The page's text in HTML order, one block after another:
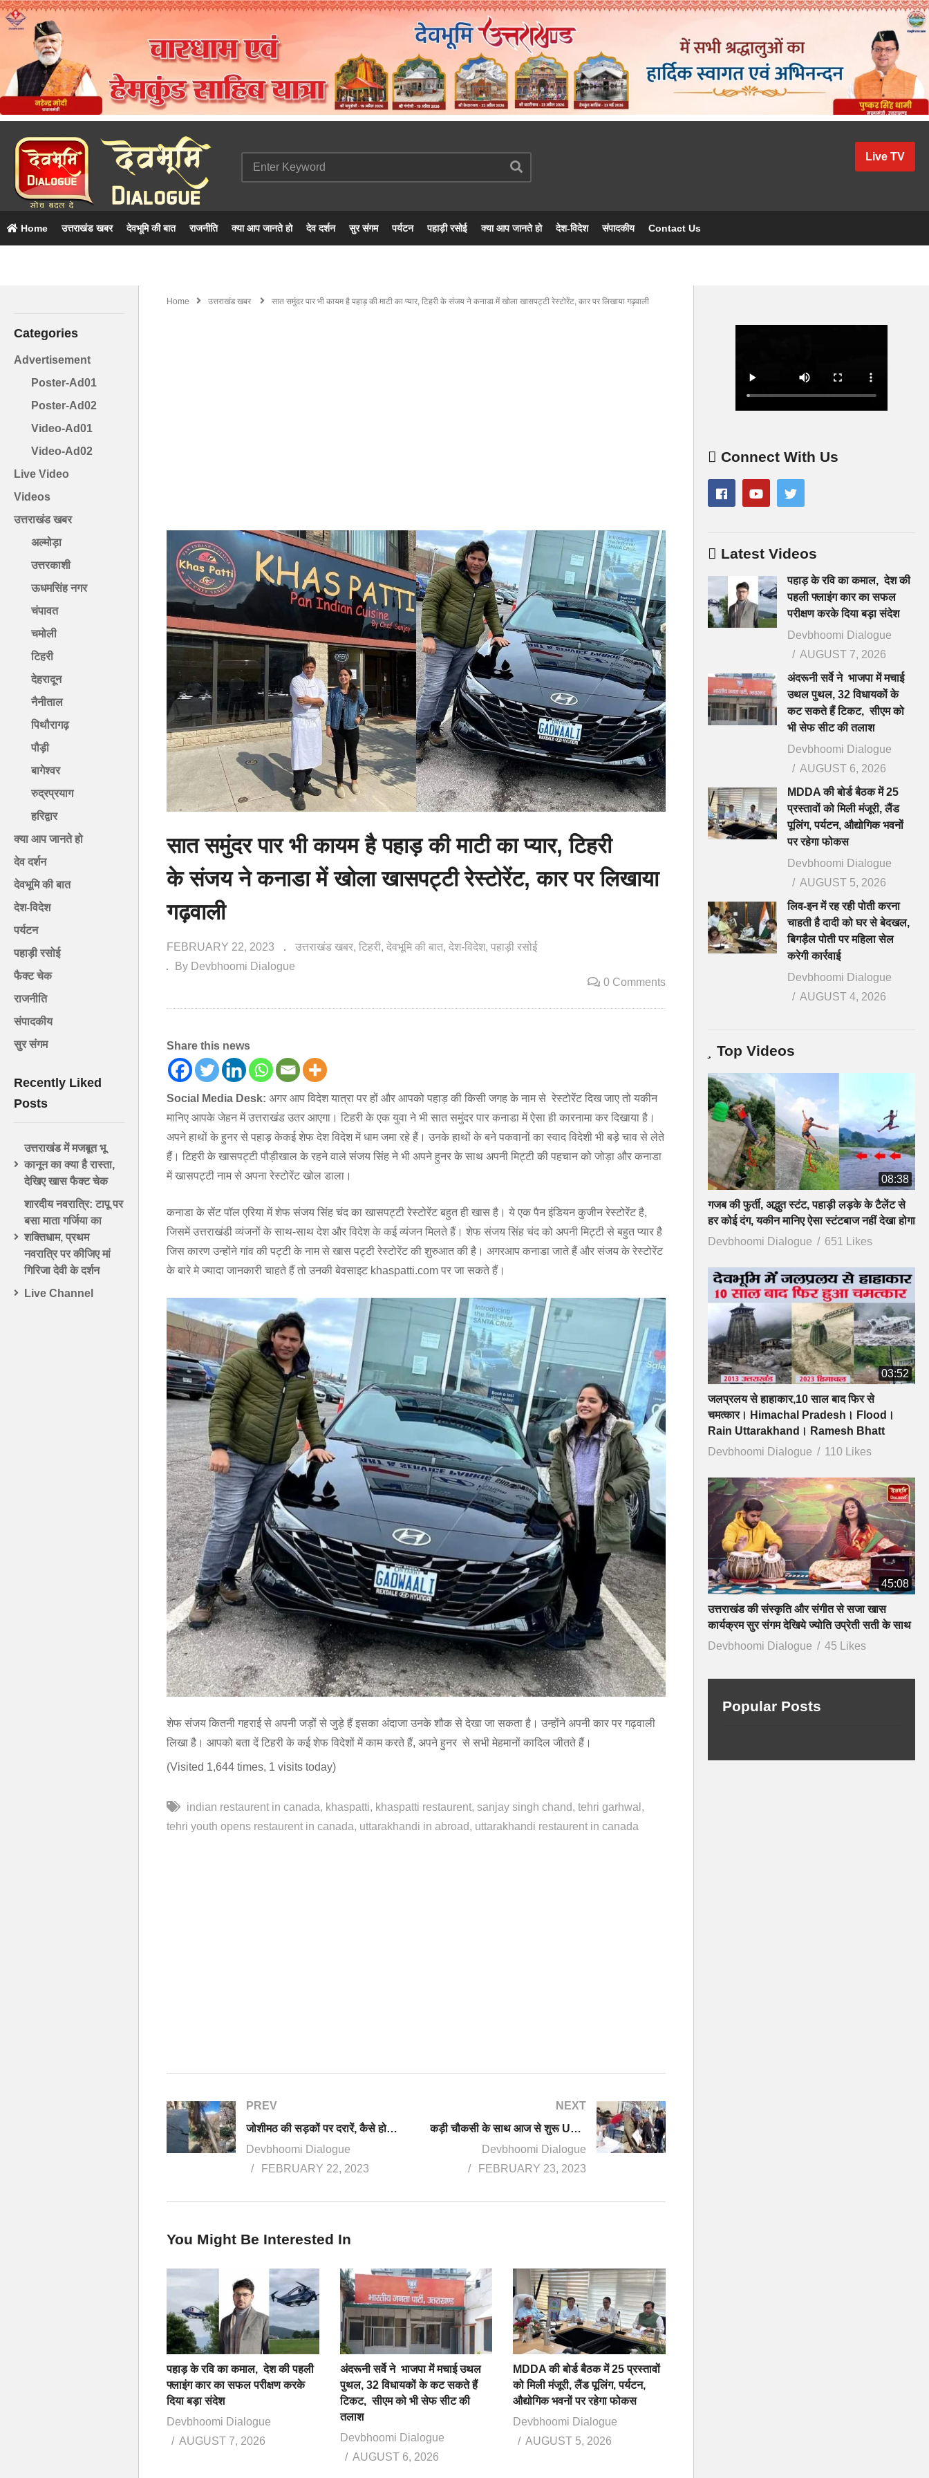
Live TV
Home उत्तराखंड खबर देवभूमि की बात राजनीति क्या आप जानते हो देव दर्शन सुर संगम पर्यटन पहाड़ी रसोई क्या आप जानते हो देश-विदेश संपादकीय Contact Us
Categories
Advertisement
Poster-Ad01
Poster-Ad02
Video-Ad01
Video-Ad02
Live Video
Videos
उत्तराखंड खबर
अल्मोड़ा
उत्तरकाशी
ऊधमसिंह नगर
चंपावत
चमोली
टिहरी
देहरादून
नैनीताल
पिथौरागढ़
पौड़ी
बागेश्वर
रुद्रप्रयाग
हरिद्वार
क्या आप जानते हो
देव दर्शन
देवभूमि की बात
देश-विदेश
पर्यटन
पहाड़ी रसोई
फैक्ट चेक
राजनीति
संपादकीय
सुर संगम
Recently Liked
Posts
उत्तराखंड में मजबूत भू
कानून का क्या है रास्ता,
देखिए खास फैक्ट चेक
शारदीय नवरात्रि: टापू पर
बसा माता गर्जिया का
शक्तिधाम, प्रथम
नवरात्रि पर कीजिए मां
गिरिजा देवी के दर्शन
Live Channel
Home उत्तराखंड खबर सात समुंदर पार भी कायम है पहाड़ की माटी का प्यार, टिहरी के संजय ने कनाडा में खोला खासपट्टी रेस्टोरेंट, कार पर लिखाया गढ़वाली
सात समुंदर पार भी कायम है पहाड़ की माटी का प्यार, टिहरी
के संजय ने कनाडा में खोला खासपट्टी रेस्टोरेंट, कार पर लिखाया
गढ़वाली
FEBRUARY 22, 2023 उत्तराखंड खबर टिहरी देवभूमि की बात देश-विदेश पहाड़ी रसोई
By Devbhoomi Dialogue
0 Comments
Share this news
Social Media Desk: अगर आप विदेश यात्रा पर हों और आपको पहाड़ की किसी जगह के नाम से रेस्टोरेंट दिख जाए तो यकीन
मानिए आपके जेहन में उत्तराखंड उतर आएगा। टिहरी के एक युवा ने भी सात समुंदर पार कनाडा में ऐसा ही कारनामा कर दिखाया है।
अपने हाथों के हुनर से पहाड़ केकई शेफ देश विदेश में धाम जमा रहे हैं। उनके हाथों के बने पकवानों का स्वाद विदेशी भी बड़े चाव से लेते
हैं। टिहरी के खासपट्टी पौड़ीखाल के रहने वाले संजय सिंह ने भी अपने हुनर के साथ अपनी मिट्टी की पहचान को जोड़ा और कनाडा
में खासपट्टी नाम से अपना रेस्टोरेंट खोल डाला।
कनाडा के सेंट पॉल एरिया में शेफ संजय सिंह चंद का खासपट्टी रेस्टोरेंट बहुत ही खास है। ये एक पैन इंडियन कुजीन रेस्टोरेंट है,
जिसमें उत्तराखंडी व्यंजनों के साथ-साथ देश और विदेश के कई व्यंजन मिलते हैं। शेफ संजय सिंह चंद को अपनी मिट्टी से बहुत प्यार है
जिस कारण उन्होंने गांव की पट्टी के नाम से खास पट्टी रेस्टोरेंट की शुरुआत की है। अगरआप कनाडा जाते हैं और संजय के रेस्टोरेंट
के बारे मे ज्यादा जानकारी चाहते हैं तो उनकी बेवसाइट khaspatti.com पर जा सकते हैं।
शेफ संजय कितनी गहराई से अपनी जड़ों से जुड़े हैं इसका अंदाजा उनके शौक से देखा जा सकता है। उन्होंने अपनी कार पर गढ़वाली
लिखा है। आपको बता दें टिहरी के कई शेफ विदेशों में काम करते हैं, अपने हुनर से सभी मेहमानों कादिल जीतते हैं।
(Visited 1,644 times, 1 visits today)
indian restaurent in canada khaspatti khaspatti restaurent sanjay singh chand tehri garhwal
tehri youth opens restaurent in canada uttarakhandi in abroad uttarakhandi restaurent in canada
PREV
जोशीमठ की सड़कों पर दरारें, कैसे होगी चारधाम यात्रा, बिजली के खंभे झुकने लगे
Devbhoomi Dialogue
FEBRUARY 22, 2023
NEXT
कड़ी चौकसी के साथ आज से शुरू UKPSC की PCS मुख्य परीक्षा , 25 फीसदी अभ्यर्थियों ने नहीं दी परीक्षा
Devbhoomi Dialogue
FEBRUARY 23, 2023
You Might Be Interested In
पहाड़ के रवि का कमाल, देश की पहली
फ्लाइंग कार का सफल परीक्षण करके
दिया बड़ा संदेश
Devbhoomi Dialogue
AUGUST 7, 2026
अंदरूनी सर्वे ने भाजपा में मचाई उथल
पुथल, 32 विधायकों के कट सकते हैं
टिकट, सीएम को भी सेफ सीट की
तलाश
Devbhoomi Dialogue
AUGUST 6, 2026
MDDA की बोर्ड बैठक में 25 प्रस्तावों
को मिली मंजूरी, लैंड पूलिंग, पर्यटन,
औद्योगिक भवनों पर रहेगा फोकस
Devbhoomi Dialogue
AUGUST 5, 2026
Connect With Us
Latest Videos
पहाड़ के रवि का कमाल, देश की
पहली फ्लाइंग कार का सफल
परीक्षण करके दिया बड़ा संदेश
Devbhoomi Dialogue
AUGUST 7, 2026
अंदरूनी सर्वे ने भाजपा में मचाई
उथल पुथल, 32 विधायकों के
कट सकते हैं टिकट, सीएम को
भी सेफ सीट की तलाश
Devbhoomi Dialogue
AUGUST 6, 2026
MDDA की बोर्ड बैठक में 25
प्रस्तावों को मिली मंजूरी, लैंड
पूलिंग, पर्यटन, औद्योगिक भवनों
पर रहेगा फोकस
Devbhoomi Dialogue
AUGUST 5, 2026
लिव-इन में रह रही पोती करना
चाहती है दादी को घर से बेदखल,
बिगड़ैल पोती पर महिला सेल
करेगी कार्रवाई
Devbhoomi Dialogue
AUGUST 4, 2026
Top Videos
08:38
गजब की फुर्ती, अद्भुत स्टंट, पहाड़ी लड़के के टैलेंट से
हर कोई दंग, यकीन मानिए ऐसा स्टंटबाज नहीं देखा होगा
Devbhoomi Dialogue
651 Likes
03:52
जलप्रलय से हाहाकार,10 साल बाद फिर से
चमत्कार। Himachal Pradesh। Flood।
Rain Uttarakhand। Ramesh Bhatt
Devbhoomi Dialogue
110 Likes
45:08
उत्तराखंड की संस्कृति और संगीत से सजा खास
कार्यक्रम सुर संगम देखिये ज्योति उप्रेती सती के साथ
Devbhoomi Dialogue
45 Likes
Popular Posts